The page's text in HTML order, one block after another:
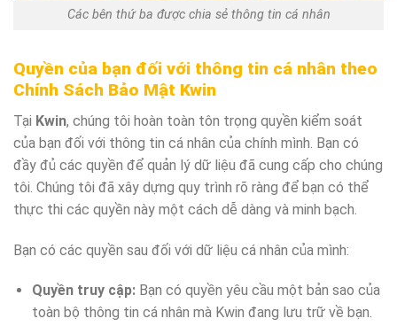
Các bên thứ ba được chia sẻ thông tin cá nhân
Quyền của bạn đối với thông tin cá nhân theo
Chính Sách Bảo Mật Kwin
Tại Kwin, chúng tôi hoàn toàn tôn trọng quyền kiểm soát
của bạn đối với thông tin cá nhân của chính mình. Bạn có
đầy đủ các quyền để quản lý dữ liệu đã cung cấp cho chúng
tôi. Chúng tôi đã xây dựng quy trình rõ ràng để bạn có thể
thực thi các quyền này một cách dễ dàng và minh bạch.
Bạn có các quyền sau đối với dữ liệu cá nhân của mình:
Quyền truy cập:Bạn có quyền yêu cầu một bản sao của
toàn bộ thông tin cá nhân mà Kwin đang lưu trữ về bạn.